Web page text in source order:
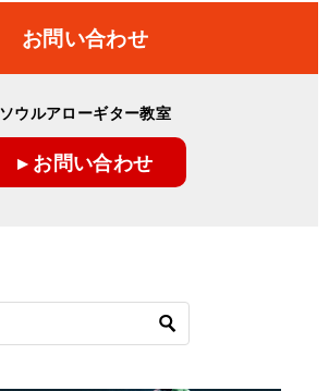
お問い合わせ
ソウルアローギター教室
▸ お問い合わせ